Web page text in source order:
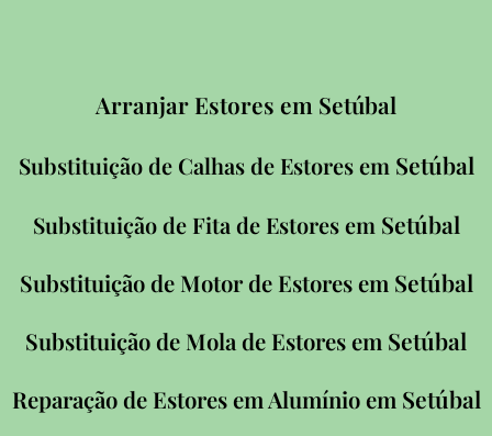
Arranjar Estores em Setúbal
Substituição de Calhas de Estores em Setúbal
Substituição de Fita de Estores em Setúbal
Substituição de Motor de Estores em Setúbal
Substituição de Mola de Estores em Setúbal
Reparação de Estores em Alumínio em Setúbal